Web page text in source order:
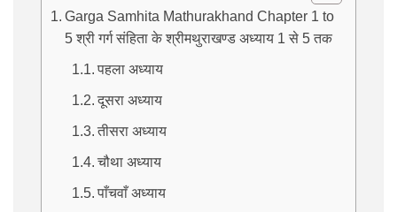
Garga Samhita Mathurakhand Chapter 1 to
5 श्री गर्ग संहिता के श्रीमथुराखण्ड अध्याय 1 से 5 तक
पहला अध्याय
दूसरा अध्याय
तीसरा अध्याय
चौथा अध्याय
पाँचवाँ अध्याय